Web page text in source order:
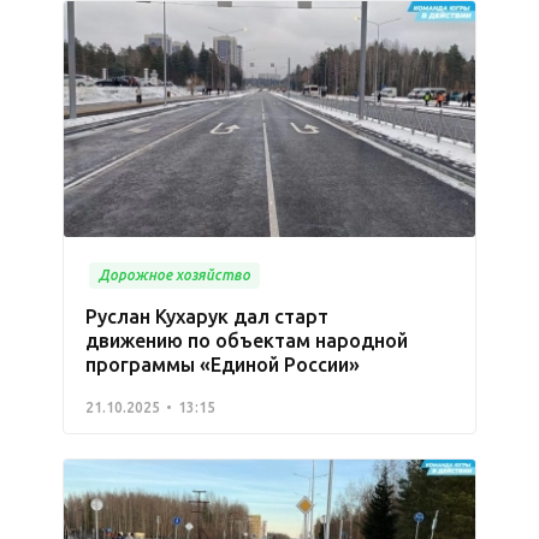
Дорожное хозяйство
Руслан Кухарук дал старт
движению по объектам народной
программы «Единой России»
21.10.2025 13:15